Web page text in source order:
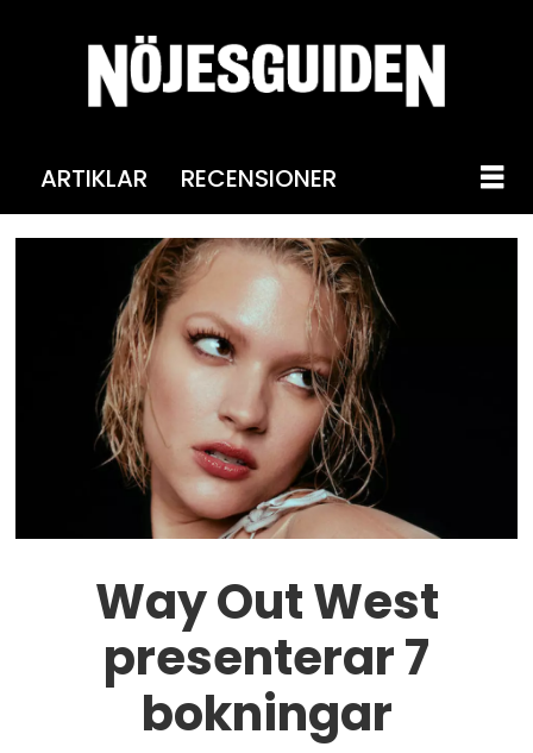
ARTIKLAR RECENSIONER
Way Out West
presenterar 7
bokningar